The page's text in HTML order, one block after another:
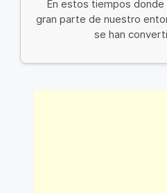
En estos tiempos donde
gran parte de nuestro
se han